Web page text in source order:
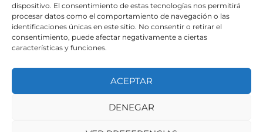
dispositivo. El consentimiento de estas tecnologías nos permitirá
procesar datos como el comportamiento de navegación o las
identificaciones únicas en este sitio. No consentir o retirar el
consentimiento, puede afectar negativamente a ciertas
características y funciones.
ACEPTAR
DENEGAR
Avisos legales
Aviso legal